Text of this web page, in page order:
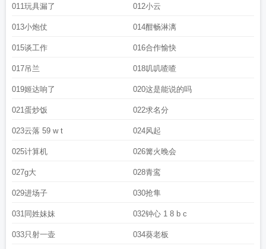
011玩具漏了 012小云
013小炮仗 014酣畅淋漓
015谈工作 016合作愉快
017吊兰 018叽叽喳喳
019姬达响了 020这是能说的吗
021蛋炒饭 022求名分
023云落 59 w t 024风起
025计算机 026篝火晚会
027g大 028青鸾
029进场子 030抢隼
031同姓妹妹 032钟心 1 8 b c
033只射一壶 034葵老板